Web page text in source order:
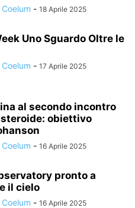
- 18 Aprile 2025
Uno Sguardo Oltre le
- 17 Aprile 2025
al secondo incontro
obiettivo
- 16 Aprile 2025
pronto a
il cielo
- 16 Aprile 2025